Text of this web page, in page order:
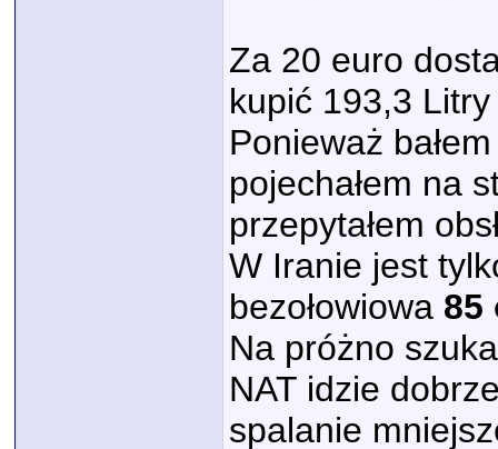
Za 20 euro
kupić 193,3
Ponieważ
pojechałem na
przepytałem
W Iranie jest
bezołowiowa 85
Na próżno
NAT idzie
spalanie